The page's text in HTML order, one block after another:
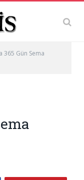
365 Gün Sema